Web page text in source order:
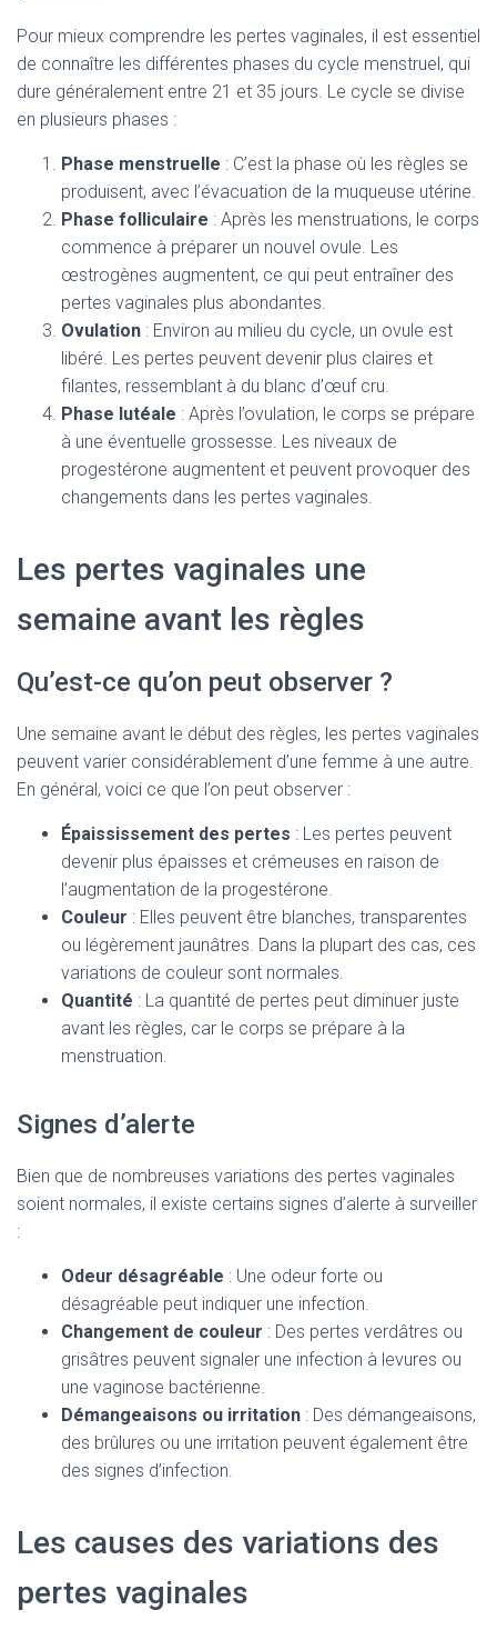
Pour mieux comprendre les pertes vaginales, il est essentiel
de connaître les différentes phases du cycle menstruel, qui
dure généralement entre 21 et 35 jours. Le cycle se divise
en plusieurs phases :
Phase menstruelle : C’est la phase où les règles se
produisent, avec l’évacuation de la muqueuse utérine.
Phase folliculaire : Après les menstruations, le corps
commence à préparer un nouvel ovule. Les
œstrogènes augmentent, ce qui peut entraîner des
pertes vaginales plus abondantes.
Ovulation : Environ au milieu du cycle, un ovule est
libéré. Les pertes peuvent devenir plus claires et
filantes, ressemblant à du blanc d’œuf cru.
Phase lutéale : Après l’ovulation, le corps se prépare
à une éventuelle grossesse. Les niveaux de
progestérone augmentent et peuvent provoquer des
changements dans les pertes vaginales.
Les pertes vaginales une
semaine avant les règles
Qu’est-ce qu’on peut observer ?
Une semaine avant le début des règles, les pertes vaginales
peuvent varier considérablement d’une femme à une autre.
En général, voici ce que l’on peut observer :
Épaississement des pertes : Les pertes peuvent
devenir plus épaisses et crémeuses en raison de
l’augmentation de la progestérone.
Couleur : Elles peuvent être blanches, transparentes
ou légèrement jaunâtres. Dans la plupart des cas, ces
variations de couleur sont normales.
Quantité : La quantité de pertes peut diminuer juste
avant les règles, car le corps se prépare à la
menstruation.
Signes d’alerte
Bien que de nombreuses variations des pertes vaginales
soient normales, il existe certains signes d’alerte à surveiller
:
Odeur désagréable : Une odeur forte ou
désagréable peut indiquer une infection.
Changement de couleur : Des pertes verdâtres ou
grisâtres peuvent signaler une infection à levures ou
une vaginose bactérienne.
Démangeaisons ou irritation : Des démangeaisons,
des brûlures ou une irritation peuvent également être
des signes d’infection.
Les causes des variations des
pertes vaginales